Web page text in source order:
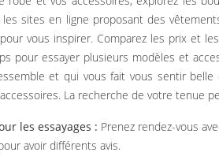
sites en ligne proposant des
vous inspirer. Comparez les prix et
pour essayer plusieurs modèles et
et qui vous fait vous sentir
La recherche de votre tenue
les essayages : Prenez rendez-vous
avoir différents avis.